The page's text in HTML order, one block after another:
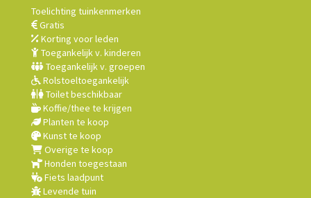
Toelichting tuinkenmerken
Gratis
Korting voor leden
Toegankelijk v. kinderen
Toegankelijk v. groepen
Rolstoeltoegankelijk
Toilet beschikbaar
Koffie/thee te krijgen
Planten te koop
Kunst te koop
Overige te koop
Honden toegestaan
Fiets laadpunt
Levende tuin